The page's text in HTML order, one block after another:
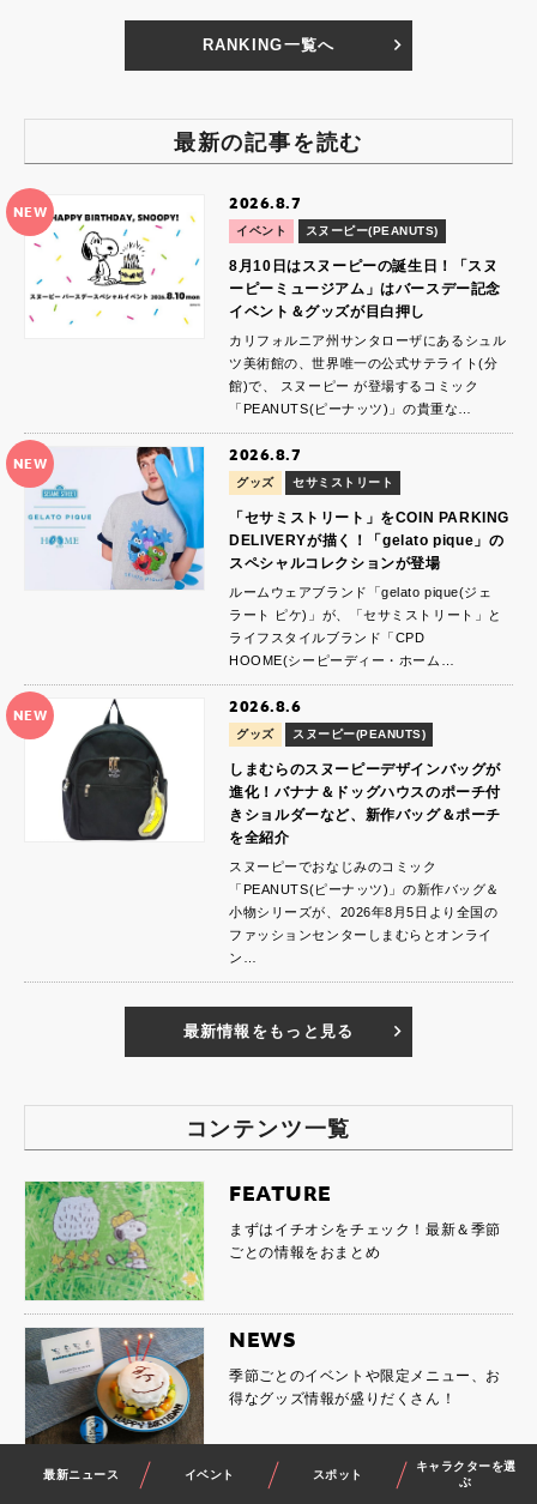
最新ニュース イベント スポット
キャラクターを選
ぶ
RANKING一覧へ
最新の記事を読む
NEW 2026.8.7
イベント スヌーピー(PEANUTS)
8月10日はスヌーピーの誕生日！「スヌ
ーピーミュージアム」はバースデー記念
イベント＆グッズが目白押し
カリフォルニア州サンタローザにあるシュル
ツ美術館の、世界唯一の公式サテライト(分
館)で、 スヌーピー が登場するコミック
「PEANUTS(ピーナッツ)」の貴重な…
NEW 2026.8.7
グッズ セサミストリート
「セサミストリート」をCOIN PARKING
DELIVERYが描く！「gelato pique」の
スペシャルコレクションが登場
ルームウェアブランド「gelato pique(ジェ
ラート ピケ)」が、「セサミストリート」と
ライフスタイルブランド「CPD
HOOME(シーピーディー・ホーム…
NEW 2026.8.6
グッズ スヌーピー(PEANUTS)
しまむらのスヌーピーデザインバッグが
進化！バナナ＆ドッグハウスのポーチ付
きショルダーなど、新作バッグ＆ポーチ
を全紹介
スヌーピーでおなじみのコミック
「PEANUTS(ピーナッツ)」の新作バッグ＆
小物シリーズが、2026年8月5日より全国の
ファッションセンターしまむらとオンライ
ン…
最新情報をもっと見る
コンテンツ一覧
FEATURE
まずはイチオシをチェック！最新＆季節
ごとの情報をおまとめ
NEWS
季節ごとのイベントや限定メニュー、お
得なグッズ情報が盛りだくさん！
EVENT